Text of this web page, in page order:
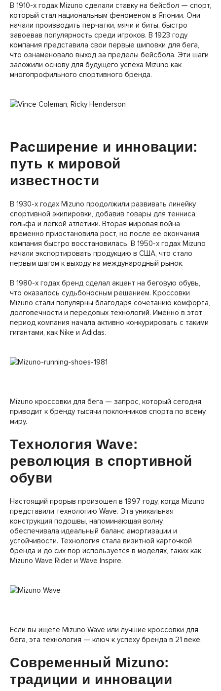
В 1910-х годах Mizuno сделали ставку на бейсбол — спорт,
который стал национальным феноменом в Японии. Они
начали производить перчатки, мячи и биты, быстро
завоевав популярность среди игроков. В 1923 году
компания представила свои первые шиповки для бега,
что ознаменовало выход за пределы бейсбола. Эти шаги
заложили основу для будущего успеха Mizuno как
многопрофильного спортивного бренда.
Расширение и инновации:
путь к мировой
известности
В 1930-х годах Mizuno продолжили развивать линейку
спортивной экипировки, добавив товары для тенниса,
гольфа и легкой атлетики. Вторая мировая война
временно приостановила рост, но после её окончания
компания быстро восстановилась. В 1950-х годах Mizuno
начали экспортировать продукцию в США, что стало
первым шагом к выходу на международный рынок.
В 1980-х годах бренд сделал акцент на беговую обувь,
что оказалось судьбоносным решением. Кроссовки
Mizuno стали популярны благодаря сочетанию комфорта,
долговечности и передовых технологий. Именно в этот
период компания начала активно конкурировать с такими
гигантами, как Nike и Adidas.
Mizuno кроссовки для бега — запрос, который сегодня
приводит к бренду тысячи поклонников спорта по всему
миру.
Технология Wave:
революция в спортивной
обуви
Настоящий прорыв произошел в 1997 году, когда Mizuno
представили технологию Wave. Эта уникальная
конструкция подошвы, напоминающая волну,
обеспечивала идеальный баланс амортизации и
устойчивости. Технология стала визитной карточкой
бренда и до сих пор используется в моделях, таких как
Mizuno Wave Rider и Wave Inspire.
Если вы ищете Mizuno Wave или лучшие кроссовки для
бега, эта технология — ключ к успеху бренда в 21 веке.
Современный Mizuno:
традиции и инновации